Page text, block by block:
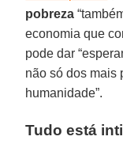
pobreza
economia que
pode dar
não só dos mais
humanidade”.
Tudo está